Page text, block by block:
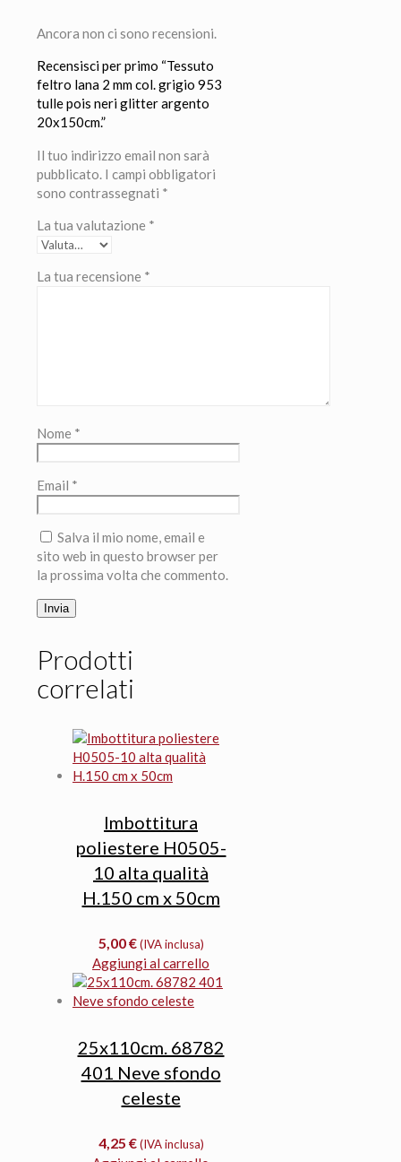
Ancora non ci sono recensioni.
Recensisci per primo “Tessuto
feltro lana 2 mm col. grigio 953
tulle pois neri glitter argento
20x150cm.”
Il tuo indirizzo email non sarà
pubblicato. I campi obbligatori
sono contrassegnati *
La tua valutazione *
La tua recensione *
Nome *
Email *
Salva il mio nome, email e
sito web in questo browser per
la prossima volta che commento.
Prodotti
correlati
Imbottitura
poliestere H0505-
10 alta qualità
H.150 cm x 50cm
5,00€ (IVA inclusa)
Aggiungi al carrello
25x110cm. 68782
401 Neve sfondo
celeste
4,25 € (IVA inclusa)